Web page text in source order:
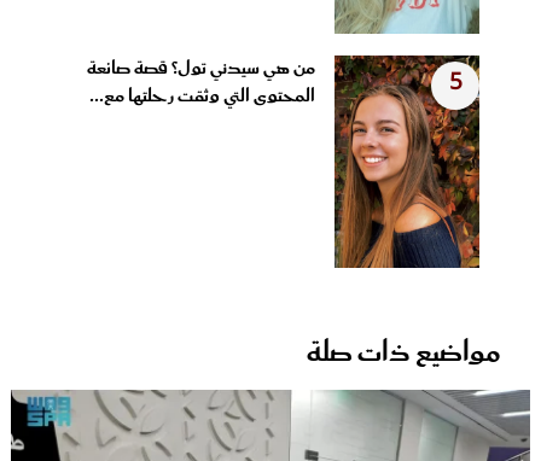
5
من هي سيدني تول؟ قصة صانعة
المحتوى التي وثقت رحلتها مع...
مواضيع ذات صلة